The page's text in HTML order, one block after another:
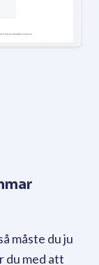
måste du ju
du med att